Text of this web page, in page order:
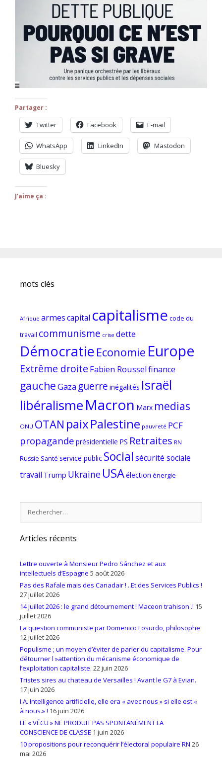
Partager :
Twitter Facebook E-mail
WhatsApp LinkedIn Mastodon
Bluesky
J’aime ça :
mots clés
Afrique armescapital capitalisme code du
travail communisme crise dette
Démocratie Economie Europe
Extrême droite Fabien Rousselfinance
gaucheGaza guerre inégalités Israël
libéralismeMacron Marx medias
ONU OTAN paixPalestine pauvreté PCF
propagande présidentielle PS Retraites RN
Russie Santé service public Social sécurité sociale
travail Trump Ukraine USAélection énergie
Articles récents
Lettre ouverte à Monsieur Pedro Sánchez et aux
intellectuels d’Espagne 5 août 2026
Pas des Rafale mais des Canadair ! ..Et des Services Publics !
27 juillet 2026
14 Juillet 2026 : le grand détournement ! Maceon trahison .! 15
juillet 2026
La question communiste par Domenico Losurdo, philosophe
12 juillet 2026
Populisme ; un moyen d’éviter de parler du capitalisme. Pour
détourner l »attention du mécanisme économique de
l’exploitation capitaliste. 22 juin 2026
Tristes sires au chateau de Versailles ! Avant le G7 à Evian.
17 juin 2026
I.A. Intelligence artificielle, elle era « avec nous » si elle est «
à nous.» ! 16 juin 2026
LE « VÉCU » NE PRODUIT PAS SPONTANÉMENT LA
CONSCIENCE DE CLASSE 1 juin 2026
10 propositions pour reconquérir l’électoral populaire RN 26
mai 2026